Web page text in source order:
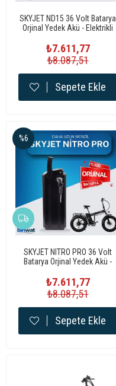
SKYJET ND15 36 Volt Batarya
Orjinal Yedek Akü - Elektrikli
₺7.611,77
₺8.087,51
Sepete Ekle
SKYJET NITRO PRO 36 Volt
Batarya Orjinal Yedek Akü -
₺7.611,77
₺8.087,51
%6
Sepete Ekle